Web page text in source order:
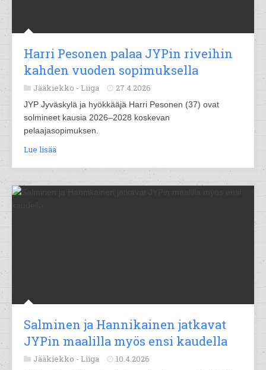
Harri Pesonen palaa JYPin riveihin
kahden vuoden sopimuksella
Jääkiekko - Liiga 27.4.2026
JYP Jyväskylä ja hyökkääjä Harri Pesonen (37) ovat
solmineet kausia 2026–2028 koskevan
pelaajasopimuksen.
Lue lisää
Salminen ja Hannikainen jatkavat
JYPin maalilla myös ensi kaudella
Jääkiekko - Liiga 10.4.2026